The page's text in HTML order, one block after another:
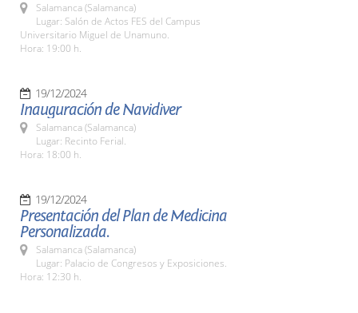
Salamanca (Salamanca)
Lugar: Salón de Actos FES del Campus
Universitario Miguel de Unamuno.
Hora: 19:00 h.
19/12/2024
Inauguración de Navidiver
Salamanca (Salamanca)
Lugar: Recinto Ferial.
Hora: 18:00 h.
19/12/2024
Presentación del Plan de Medicina
Personalizada.
Salamanca (Salamanca)
Lugar: Palacio de Congresos y Exposiciones.
Hora: 12:30 h.